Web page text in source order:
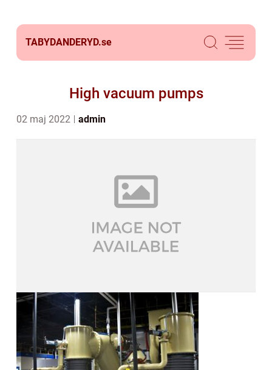
TABYDANDERYD.se
High vacuum pumps
02 maj 2022 admin